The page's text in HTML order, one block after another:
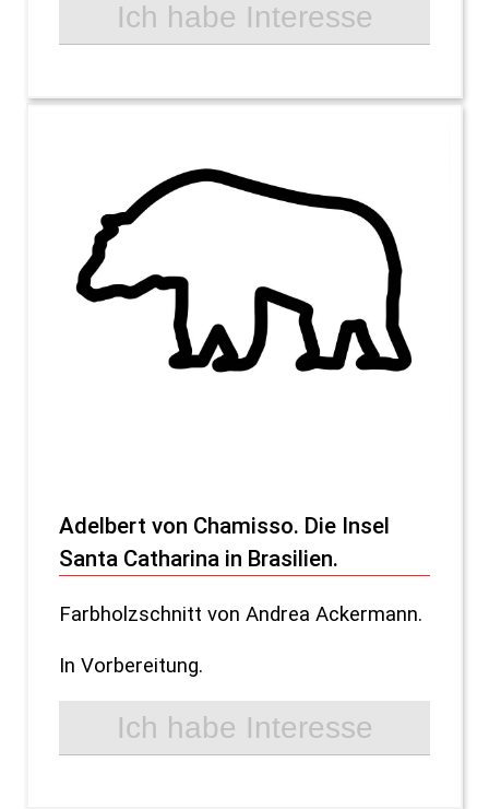
Adelbert von Chamisso. Die Insel
Santa Catharina in Brasilien.
Farbholzschnitt von Andrea Ackermann.
In Vorbereitung.